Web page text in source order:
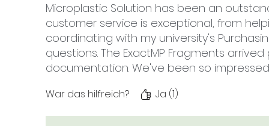
Microplastic Solution has been an
customer service is exceptional, from
coordinating with my university's
questions. The ExactMP Fragments
documentation. We've been so
War das hilfreich? Ja (1)